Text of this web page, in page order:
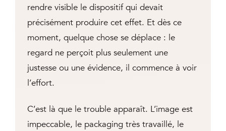
rendre visible le dispositif qui devait
précisément produire cet effet. Et dès ce
moment, quelque chose se déplace : le
regard ne perçoit plus seulement une
justesse ou une évidence, il commence à voir
l’effort.
C’est là que le trouble apparaît. L’image est
impeccable, le packaging très travaillé, le